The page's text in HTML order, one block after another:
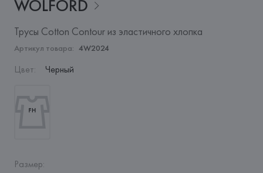
WOLFORD
Трусы Cotton Contour из эластичного хлопка
Артикул товара: 4W2024
Цвет: Черный
Размер: